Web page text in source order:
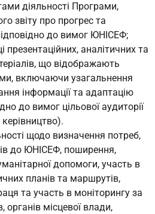
діяльності Програми,
звіту про прогрес та
до вимог ЮНІСЕФ;
презентаційних, аналітичних та
що відображають
включаючи узагальнення
інформації та адаптацію
до вимог цільової аудиторії
щодо визначення потреб,
до ЮНІСЕФ, поширення,
допомоги, участь в
планів та маршрутів,
та участь в моніторингу за
органів місцевої влади,